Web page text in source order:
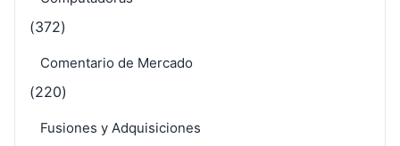
(372)
Comentario de Mercado
(220)
Fusiones y Adquisiciones